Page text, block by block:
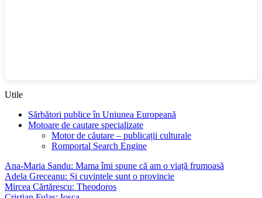
Utile
Sărbători publice în Uniunea Europeană
Motoare de cautare specializate
Motor de căutare – publicații culturale
Romportal Search Engine
Ana-Maria Sandu: Mama îmi spune că am o viață frumoasă
Adela Greceanu: Și cuvintele sunt o provincie
Mircea Cărtărescu: Theodoros